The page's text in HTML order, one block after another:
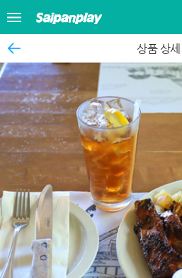
상품 상세